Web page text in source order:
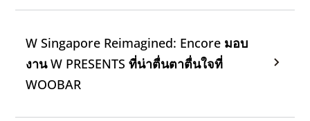
W Singapore Reimagined: Encore มอบ
งาน W PRESENTS ที่น่าตื่นตาตื่นใจที่
WOOBAR